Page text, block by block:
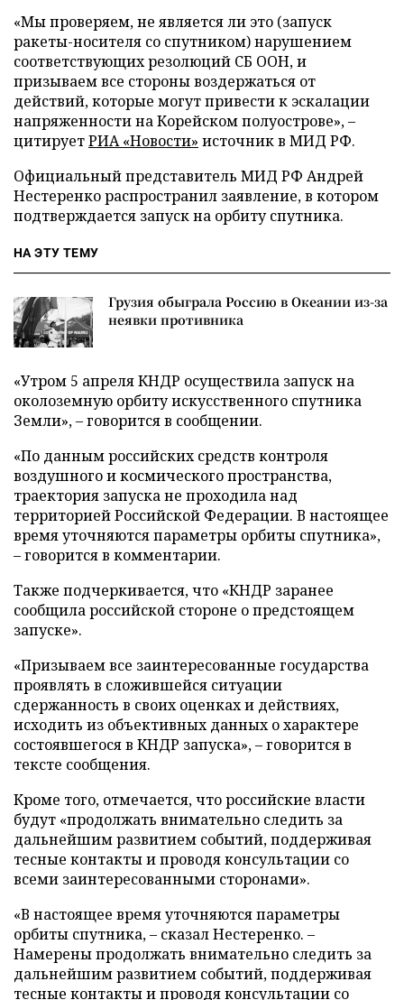
«Мы проверяем, не является ли это (запуск
ракеты-носителя со спутником) нарушением
соответствующих резолюций СБ ООН, и
призываем все стороны воздержаться от
действий, которые могут привести к эскалации
напряженности на Корейском полуострове», –
цитируетРИА «Новости» источник в МИД РФ.
Официальный представитель МИД РФ Андрей
Нестеренко распространил заявление, в котором
подтверждается запуск на орбиту спутника.
НА ЭТУ ТЕМУ
Грузия обыграла Россию в Океании из-за
неявки противника
«Утром 5 апреля КНДР осуществила запуск на
околоземную орбиту искусственного спутника
Земли», – говорится в сообщении.
«По данным российских средств контроля
воздушного и космического пространства,
траектория запуска не проходила над
территорией Российской Федерации. В настоящее
время уточняются параметры орбиты спутника»,
– говорится в комментарии.
Также подчеркивается, что «КНДР заранее
сообщила российской стороне о предстоящем
запуске».
«Призываем все заинтересованные государства
проявлять в сложившейся ситуации
сдержанность в своих оценках и действиях,
исходить из объективных данных о характере
состоявшегося в КНДР запуска», – говорится в
тексте сообщения.
Кроме того, отмечается, что российские власти
будут «продолжать внимательно следить за
дальнейшим развитием событий, поддерживая
тесные контакты и проводя консультации со
всеми заинтересованными сторонами».
«В настоящее время уточняются параметры
орбиты спутника, – сказал Нестеренко. –
Намерены продолжать внимательно следить за
дальнейшим развитием событий, поддерживая
тесные контакты и проводя консультации со